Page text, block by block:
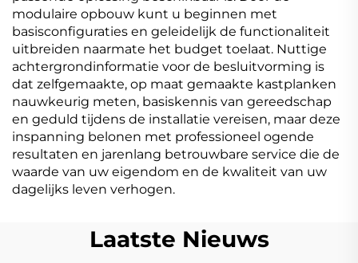
modulaire opbouw kunt u beginnen met
basisconfiguraties en geleidelijk de functionaliteit
uitbreiden naarmate het budget toelaat. Nuttige
achtergrondinformatie voor de besluitvorming is
dat zelfgemaakte, op maat gemaakte kastplanken
nauwkeurig meten, basiskennis van gereedschap
en geduld tijdens de installatie vereisen, maar deze
inspanning belonen met professioneel ogende
resultaten en jarenlang betrouwbare service die de
waarde van uw eigendom en de kwaliteit van uw
dagelijks leven verhogen.
Laatste Nieuws